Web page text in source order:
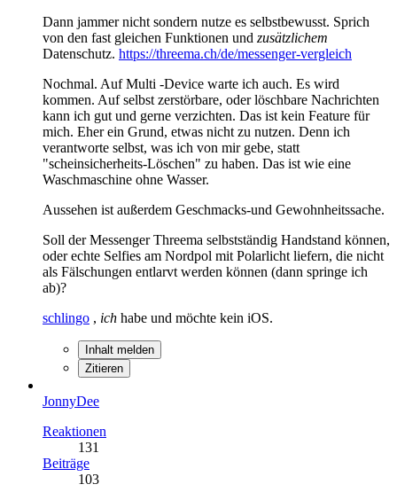
Dann jammer nicht sondern nutze es selbstbewusst. Sprich
von den fast gleichen Funktionen und zusätzlichem
Datenschutz. https://threema.ch/de/messenger-vergleich
Nochmal. Auf Multi -Device warte ich auch. Es wird
kommen. Auf selbst zerstörbare, oder löschbare Nachrichten
kann ich gut und gerne verzichten. Das ist kein Feature für
mich. Eher ein Grund, etwas nicht zu nutzen. Denn ich
verantworte selbst, was ich von mir gebe, statt
"scheinsicherheits-Löschen" zu haben. Das ist wie eine
Waschmaschine ohne Wasser.
Aussehen ist außerdem Geschmacks-und Gewohnheitssache.
Soll der Messenger Threema selbstständig Handstand können,
oder echte Selfies am Nordpol mit Polarlicht liefern, die nicht
als Fälschungen entlarvt werden können (dann springe ich
ab)?
schlingo , ich habe und möchte kein iOS.
Inhalt melden
Zitieren
JonnyDee
Reaktionen
131
Beiträge
103